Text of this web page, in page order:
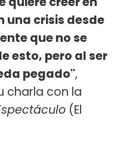
una crisis desde
que no se
esto, pero al ser
pegado",
charla con la
(El